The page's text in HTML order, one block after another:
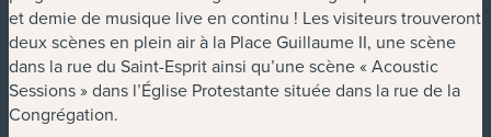
et demie de musique live en continu ! Les visiteurs trouveront
deux scènes en plein air à la Place Guillaume II, une scène
dans la rue du Saint-Esprit ainsi qu’une scène « Acoustic
Sessions » dans l’Église Protestante située dans la rue de la
Congrégation.